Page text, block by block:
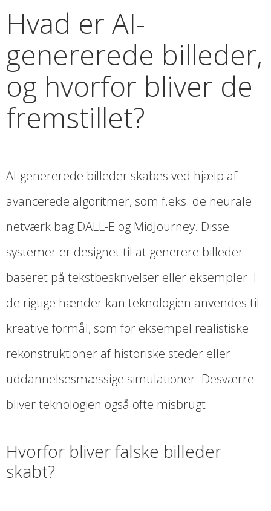
Hvad er AI-
genererede billeder,
og hvorfor bliver de
fremstillet?
AI-genererede billeder skabes ved hjælp af
avancerede algoritmer, som f.eks. de neurale
netværk bag DALL-E og MidJourney. Disse
systemer er designet til at generere billeder
baseret på tekstbeskrivelser eller eksempler. I
de rigtige hænder kan teknologien anvendes til
kreative formål, som for eksempel realistiske
rekonstruktioner af historiske steder eller
uddannelsesmæssige simulationer. Desværre
bliver teknologien også ofte misbrugt.
Hvorfor bliver falske billeder
skabt?